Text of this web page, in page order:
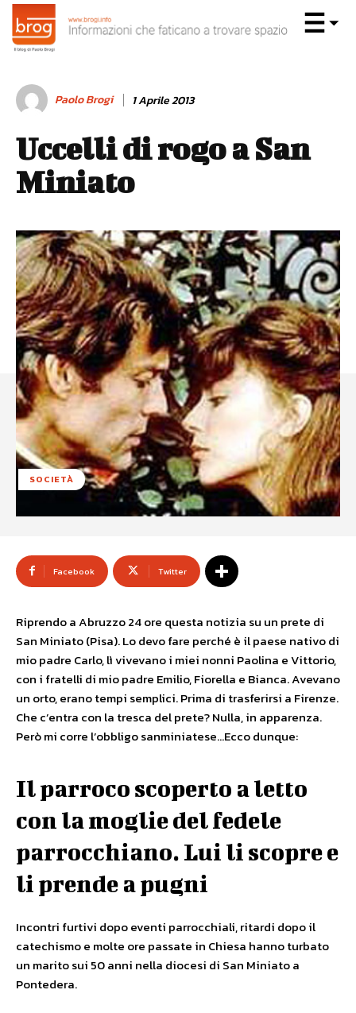
Paolo Brogi 1 Aprile 2013
Uccelli di rogo a San
Miniato
SOCIETÀ
Facebook Twitter
Riprendo a Abruzzo 24 ore questa notizia su un prete di
San Miniato (Pisa). Lo devo fare perché è il paese nativo di
mio padre Carlo, lì vivevano i miei nonni Paolina e Vittorio,
con i fratelli di mio padre Emilio, Fiorella e Bianca. Avevano
un orto, erano tempi semplici. Prima di trasferirsi a Firenze.
Che c’entra con la tresca del prete? Nulla, in apparenza.
Però mi corre l’obbligo sanminiatese…Ecco dunque:
Il parroco scoperto a letto
con la moglie del fedele
parrocchiano. Lui li scopre e
li prende a pugni
Incontri furtivi dopo eventi parrocchiali, ritardi dopo il
catechismo e molte ore passate in Chiesa hanno turbato
un marito sui 50 anni nella diocesi di San Miniato a
Pontedera.